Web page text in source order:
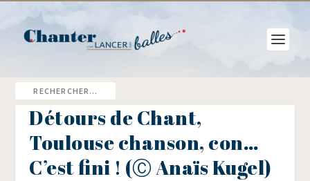
Détours de Chant,
Toulouse chanson, con…
C’est fini ! (Ⓒ Anaïs Kugel)